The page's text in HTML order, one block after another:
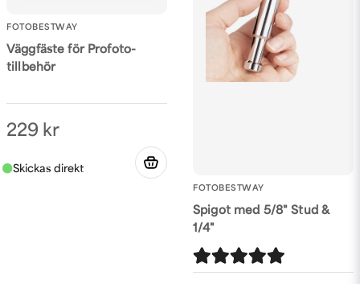
FOTOBESTWAY
Väggfäste för Profoto-
tillbehör
229 kr
FOTOBESTWAY
Spigot med 5/8" Stud &
1/4"